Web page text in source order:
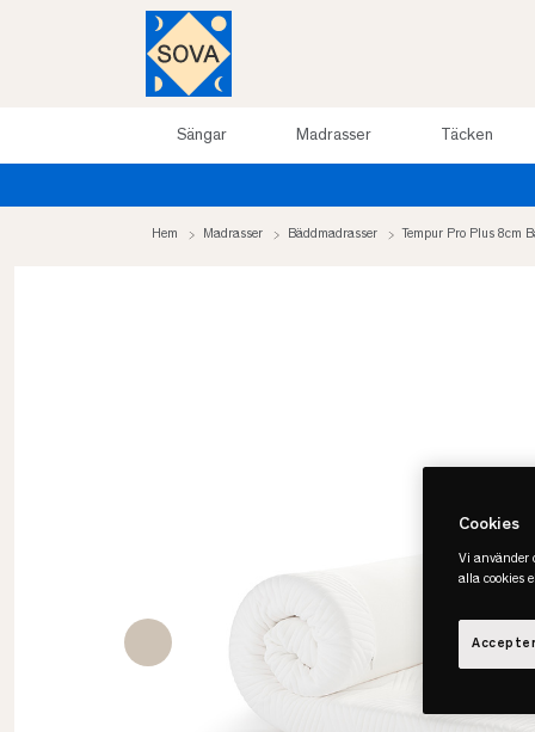
Sängar Madrasser Täcken
Hem Madrasser Bäddmadrasser Tempur Pro Plus 8cm
Cookies
Vi använder
alla cookies